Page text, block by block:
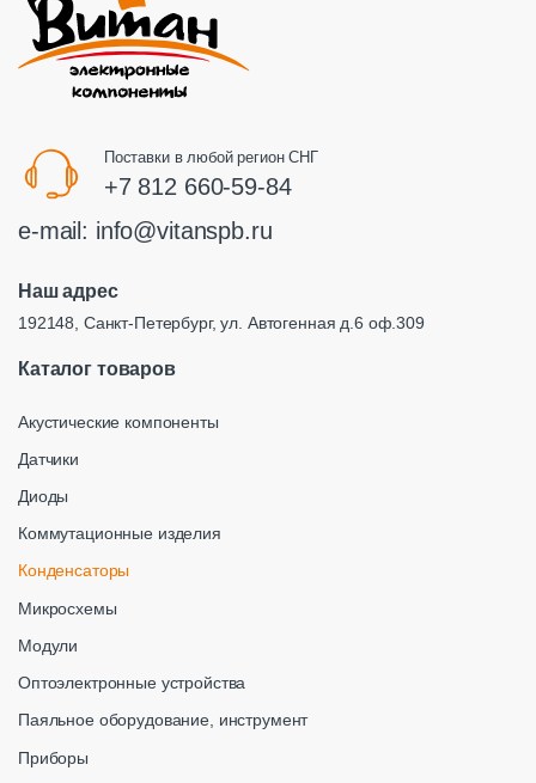
Поставки в любой регион СНГ
+7 812 660-59-84
e-mail: info@vitanspb.ru
Наш адрес
192148, Санкт-Петербург, ул. Автогенная д.6 оф.309
Каталог товаров
Акустические компоненты
Датчики
Диоды
Коммутационные изделия
Конденсаторы
Микросхемы
Модули
Оптоэлектронные устройства
Паяльное оборудование, инструмент
Приборы